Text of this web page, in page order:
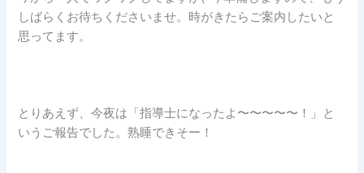
しばらくお待ちくださいませ。時がきたらご案内したいと
思ってます。
とりあえず、今夜は「指導士になったよ〜〜〜〜〜！」と
いうご報告でした。熟睡できそー！